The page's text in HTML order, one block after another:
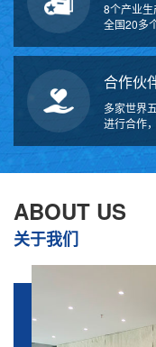
8个产业
全国20多
合作伙
多家世界
进行合作
ABOUT US
关于我们
品